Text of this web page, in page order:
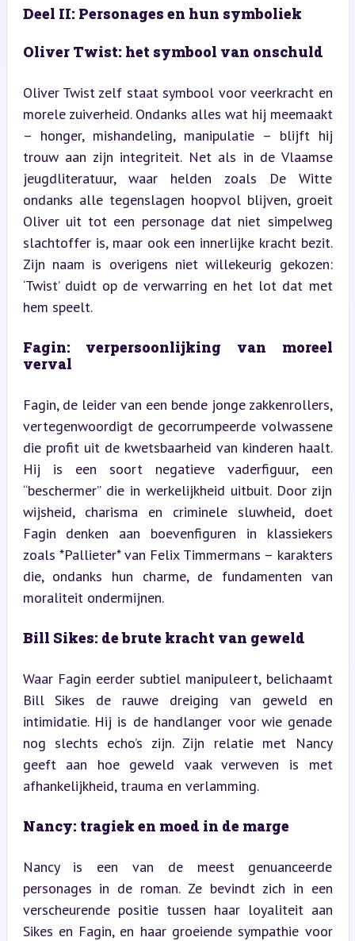
Deel II: Personages en hun symboliek
Oliver Twist: het symbool van onschuld
Oliver Twist zelf staat symbool voor veerkracht en
morele zuiverheid. Ondanks alles wat hij meemaakt
– honger, mishandeling, manipulatie – blijft hij
trouw aan zijn integriteit. Net als in de Vlaamse
jeugdliteratuur, waar helden zoals De Witte
ondanks alle tegenslagen hoopvol blijven, groeit
Oliver uit tot een personage dat niet simpelweg
slachtoffer is, maar ook een innerlijke kracht bezit.
Zijn naam is overigens niet willekeurig gekozen:
‘Twist’ duidt op de verwarring en het lot dat met
hem speelt.
Fagin: verpersoonlijking van moreel
verval
Fagin, de leider van een bende jonge zakkenrollers,
vertegenwoordigt de gecorrumpeerde volwassene
die profit uit de kwetsbaarheid van kinderen haalt.
Hij is een soort negatieve vaderfiguur, een
“beschermer” die in werkelijkheid uitbuit. Door zijn
wijsheid, charisma en criminele sluwheid, doet
Fagin denken aan boevenfiguren in klassiekers
zoals *Pallieter* van Felix Timmermans – karakters
die, ondanks hun charme, de fundamenten van
moraliteit ondermijnen.
Bill Sikes: de brute kracht van geweld
Waar Fagin eerder subtiel manipuleert, belichaamt
Bill Sikes de rauwe dreiging van geweld en
intimidatie. Hij is de handlanger voor wie genade
nog slechts echo’s zijn. Zijn relatie met Nancy
geeft aan hoe geweld vaak verweven is met
afhankelijkheid, trauma en verlamming.
Nancy: tragiek en moed in de marge
Nancy is een van de meest genuanceerde
personages in de roman. Ze bevindt zich in een
verscheurende positie tussen haar loyaliteit aan
Sikes en Fagin, en haar groeiende sympathie voor